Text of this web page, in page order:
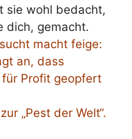
sie wohl bedacht,
dich, gemacht.
macht feige:
an, dass
Profit geopfert
„Pest der Welt“.